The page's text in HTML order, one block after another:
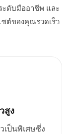
ะดับมืออาชีพ และ
ต์ของคุณรวดเร็ว
สูง
เป็นพิเศษซึ่ง